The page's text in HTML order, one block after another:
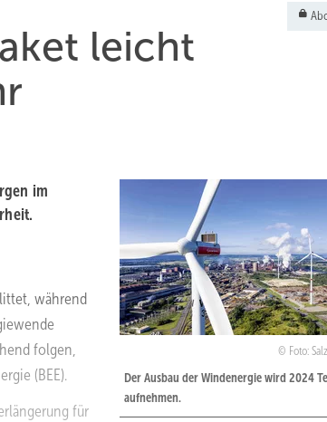
leicht
Foto:
Der Ausbau der Windenergie wird 2024
aufnehmen.
im
während
folgen,
(BEE).
für